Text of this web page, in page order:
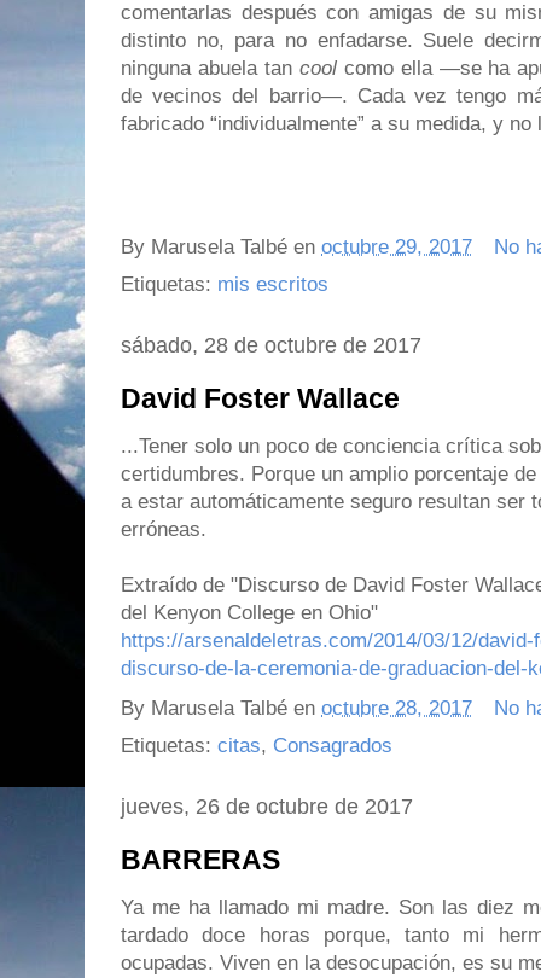
comentarlas después con amigas de su
distinto no, para no enfadarse. Suele
ninguna abuela tan coolcomo ella —se ha
de vecinos del barrio—. Cada vez tengo
fabricado “individualmente” a su medida, y
By Marusela Talbé en octubre 29, 2017
No
Etiquetas: mis escritos
sábado, 28 de octubre de 2017
David Foster Wallace
...Tener solo un poco de conciencia crítica
certidumbres. Porque un amplio porcentaje
a estar automáticamente seguro resultan ser
erróneas.
Extraído de "Discurso de David Foster
del Kenyon College en Ohio"
https://arsenaldeletras.com/2014/03/12/
discurso-de-la-ceremonia-de-graduacion-del-
By Marusela Talbé en octubre 28, 2017
No
Etiquetas: citas, Consagrados
jueves, 26 de octubre de 2017
BARRERAS
Ya me ha llamado mi madre. Son las diez
tardado doce horas porque, tanto mi
ocupadas. Viven en la desocupación, es su